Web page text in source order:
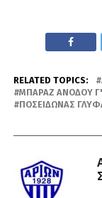
RELATED TOPICS:
ΜΠΑΡΆΖ ΑΝΌΔΟΥ
ΠΟΣΕΙΔΏΝΑΣ